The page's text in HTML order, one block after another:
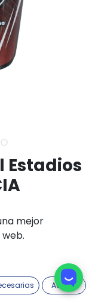
Estadios
mejor
Acepto